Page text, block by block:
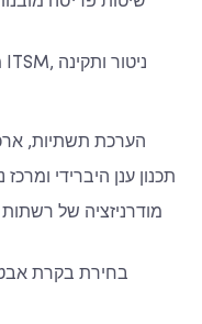
מעקות בטיחות תפעוליים באמצעות ITSM, ניטור ותקינה
הערכת תשתיות,
תכנון ענן היברידי
מודרניזציה של רשתות
בחירת בקרת